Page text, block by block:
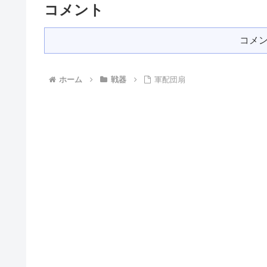
コメント
コメ
ホーム 戦器 軍配団扇